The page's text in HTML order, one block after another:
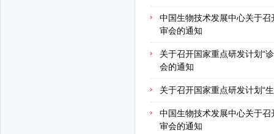
中国生物技术发展中心关于
审会的通知
关于召开国家重点研发计划“
会的通知
关于召开国家重点研发计划“
中国生物技术发展中心关于
审会的通知